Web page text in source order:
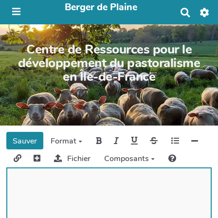
Berger de Plaine
h
e
r
c
h
e
r
Centre de Ressources pour le
développement du pastoralisme
en Île-de-France
Sauver
Format
Fichier
Composants